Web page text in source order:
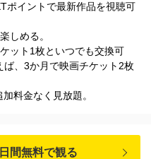
ポイントで最新作品を視聴可
しめる。
ット1枚といつでも交換可
、3か月で映画チケット2枚
料金なく見放題。
間無料で観る